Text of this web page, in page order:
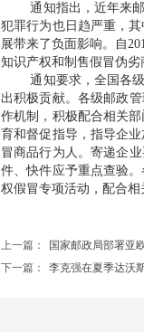
通知指出，近年来邮政
犯罪行为也日趋严重，
展带来了负面影响。自
知识产权和制售假冒伪
通知要求，全国各级邮
出积极贡献。各级邮政
作机制，积极配合相关
育和督促指导，指导企
冒商品行为人。寄递企
件、快件应予重点查验
权假冒专项活动，配合
上一篇：
国家邮政局部署亚
下一篇：
李克强在夏季达沃